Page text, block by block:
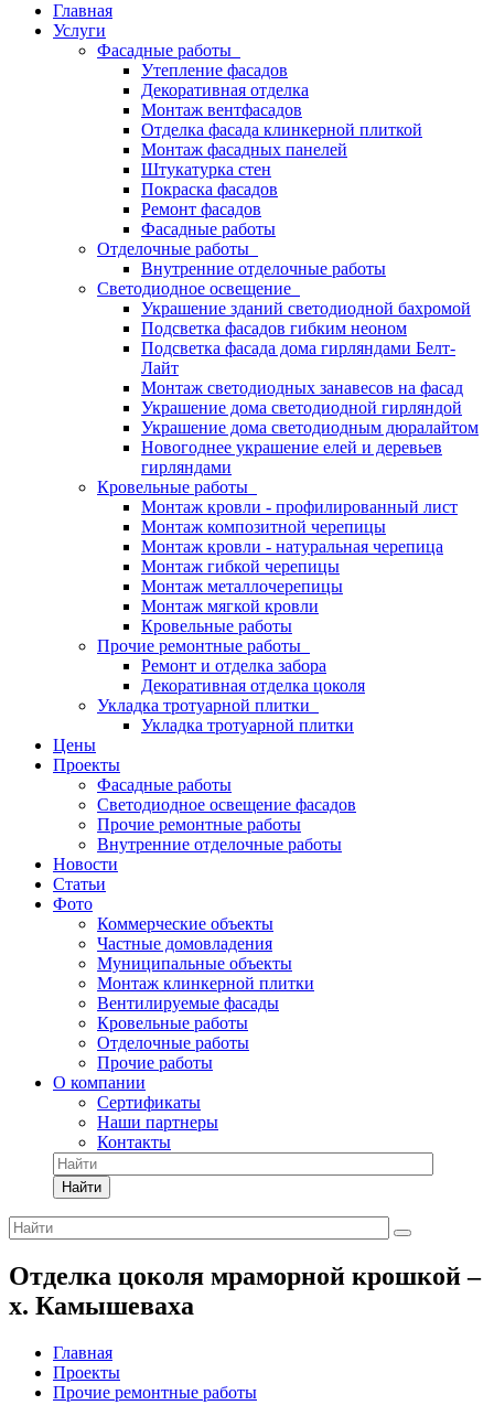
Главная
Услуги
Фасадные работы
Утепление фасадов
Декоративная отделка
Монтаж вентфасадов
Отделка фасада клинкерной плиткой
Монтаж фасадных панелей
Штукатурка стен
Покраска фасадов
Ремонт фасадов
Фасадные работы
Отделочные работы
Внутренние отделочные работы
Светодиодное освещение
Украшение зданий светодиодной бахромой
Подсветка фасадов гибким неоном
Подсветка фасада дома гирляндами Белт-
Лайт
Монтаж светодиодных занавесов на фасад
Украшение дома светодиодной гирляндой
Украшение дома светодиодным дюралайтом
Новогоднее украшение елей и деревьев
гирляндами
Кровельные работы
Монтаж кровли - профилированный лист
Монтаж композитной черепицы
Монтаж кровли - натуральная черепица
Монтаж гибкой черепицы
Монтаж металлочерепицы
Монтаж мягкой кровли
Кровельные работы
Прочие ремонтные работы
Ремонт и отделка забора
Декоративная отделка цоколя
Укладка тротуарной плитки
Укладка тротуарной плитки
Цены
Проекты
Фасадные работы
Светодиодное освещение фасадов
Прочие ремонтные работы
Внутренние отделочные работы
Новости
Статьи
Фото
Коммерческие объекты
Частные домовладения
Муниципальные объекты
Монтаж клинкерной плитки
Вентилируемые фасады
Кровельные работы
Отделочные работы
Прочие работы
О компании
Сертификаты
Наши партнеры
Контакты
Найти
Отделка цоколя мраморной крошкой –
х. Камышеваха
Главная
Проекты
Прочие ремонтные работы